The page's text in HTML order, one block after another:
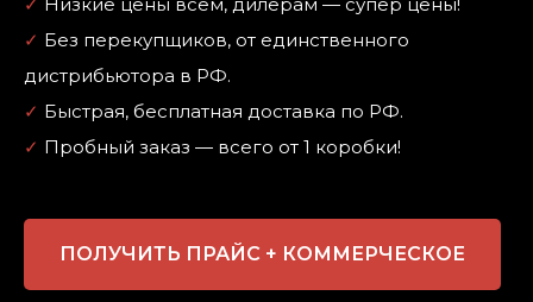
✓ Низкие цены всем, дилерам — супер цены!
✓ Без перекупщиков, от единственного
дистрибьютора в РФ.
✓ Быстрая, бесплатная доставка по РФ.
✓ Пробный заказ — всего от 1 коробки!
ПОЛУЧИТЬ ПРАЙС + КОММЕРЧЕСКОЕ